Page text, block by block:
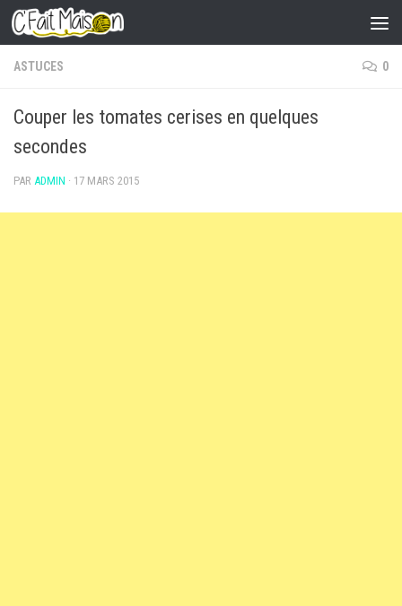
Skip to content
ASTUCES 0
Couper les tomates cerises en quelques
secondes
PAR ADMIN · 17 MARS 2015